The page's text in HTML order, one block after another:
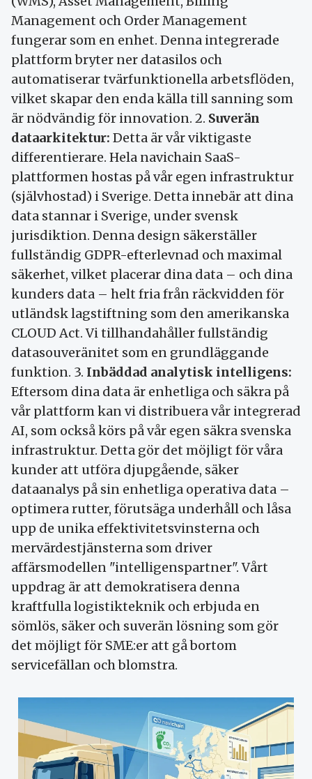
Management och Order Management
fungerar som en enhet. Denna integrerade
plattform bryter ner datasilos och
automatiserar tvärfunktionella arbetsflöden,
vilket skapar den enda källa till sanning som
är nödvändig för innovation. 2. Suverän
dataarkitektur: Detta är vår viktigaste
differentierare. Hela navichain SaaS-
plattformen hostas på vår egen infrastruktur
(självhostad) i Sverige. Detta innebär att dina
data stannar i Sverige, under svensk
jurisdiktion. Denna design säkerställer
fullständig GDPR-efterlevnad och maximal
säkerhet, vilket placerar dina data – och dina
kunders data – helt fria från räckvidden för
utländsk lagstiftning som den amerikanska
CLOUD Act. Vi tillhandahåller fullständig
datasouveränitet som en grundläggande
funktion. 3. Inbäddad analytisk intelligens:
Eftersom dina data är enhetliga och säkra på
vår plattform kan vi distribuera vår integrerad
AI, som också körs på vår egen säkra svenska
infrastruktur. Detta gör det möjligt för våra
kunder att utföra djupgående, säker
dataanalys på sin enhetliga operativa data –
optimera rutter, förutsäga underhåll och låsa
upp de unika effektivitetsvinsterna och
mervärdestjänsterna som driver
affärsmodellen "intelligenspartner". Vårt
uppdrag är att demokratisera denna
kraftfulla logistikteknik och erbjuda en
sömlös, säker och suverän lösning som gör
det möjligt för SME:er att gå bortom
servicefällan och blomstra.